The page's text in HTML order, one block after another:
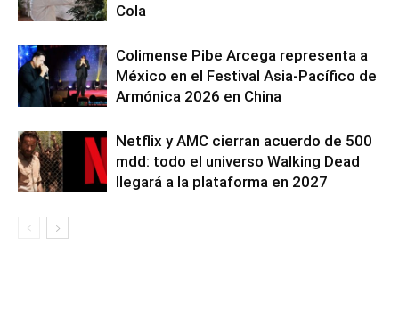
Cola
Colimense Pibe Arcega representa a
México en el Festival Asia-Pacífico de
Armónica 2026 en China
Netflix y AMC cierran acuerdo de 500
mdd: todo el universo Walking Dead
llegará a la plataforma en 2027